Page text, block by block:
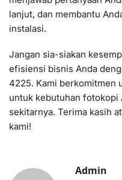
lanjut, dan membantu
instalasi.
Jangan sia-siakan
efisiensi bisnis Anda
4225. Kami berkomitmen
untuk kebutuhan fotokopi
sekitarnya. Terima kasih
kami!
Admin